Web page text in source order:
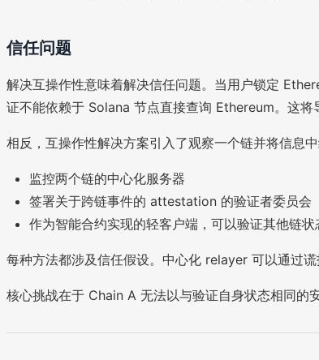
信任问题
解决互操作性意味着解决信任问题。当用户锁定
证不能依赖于 Solana 节点直接查询 Ethereum。这将
相反，互操作性解决方案引入了观察一个链并将信息
监控两个链的中心化服务器
签署关于跨链事件的 attestation 的验证者委员会
作为智能合约实现的轻客户端，可以验证其他链状
每种方法都涉及信任假设。中心化 relayer 可以通过
核心挑战在于 Chain A 无法以与验证自身状态相同的